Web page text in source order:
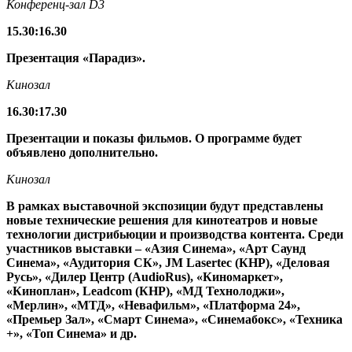
Конференц-зал D3
15.30:16.30
Презентация «Парадиз».
Кинозал
16.30:17.30
Презентации и показы фильмов. О программе будет
объявлено дополнительно.
Кинозал
В рамках выставочной экспозиции будут представлены
новые технические решения для кинотеатров и новые
технологии дистрибьюции и производства контента. Среди
участников выставки – «Азия Синема», «Арт Саунд
Синема», «Аудитория СК», JM Lasertec (КНР), «Деловая
Русь», «Дилер Центр (AudioRus), «Киномаркет»,
«Киноплан», Leadcom (КНР), «МД Технолоджи»,
«Мерлин», «МТД», «Невафильм», «Платформа 24»,
«Премьер Зал», «Смарт Синема», «Синемабокс», «Техника
+», «Топ Синема» и др.